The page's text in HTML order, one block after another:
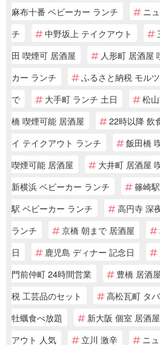
麻布十番 ベビーカー ランチ
ニ
チ
中野坂上 テイクアウト
田 喫煙可 居酒屋
人形町 居酒屋
カー ランチ
ふるさと納税 モルツ
で
大手町 ランチ 土日 松
橋 喫煙可能 居酒屋
22時以降 飲
イ テイクアウト ランチ
飯田橋
喫煙可能 居酒屋
大井町 居酒屋
新横浜 ベビーカー ランチ
篠崎
駅 ベビーカー ランチ
高円寺 深
ランチ
京橋 朝まで 居酒屋
日
鹿児島 ディナー 記念日
門前仲町 24時間営業
豊橋 居酒
税 工芸品のセット
高松瓦町 タ
牡蠣食べ放題
新大阪 個室 居酒屋
アウト 人気
立川 激辛 ニ